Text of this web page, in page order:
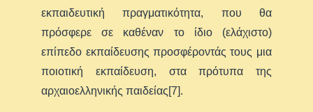
εκπαιδευτική πραγματικότητα, που θα
πρόσφερε σε καθέναν το ίδιο (ελάχιστο)
επίπεδο εκπαίδευσης προσφέροντάς τους μια
ποιοτική εκπαίδευση, στα πρότυπα της
αρχαιοελληνικής παιδείας[7].